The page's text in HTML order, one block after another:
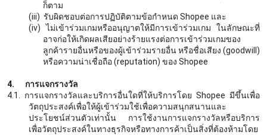
ก็ตาม
(iii) รับผิดชอบต่อการปฏิบัติตามข้อกำหนด Shopee และ
(iv)
ไม่เข้าร่วมเกมหรืออนุญาตให้มีการเข้าร่วมเกม ในลักษณะที่
อาจก่อให้เกิดผลเสียอย่างร้ายแรงต่อการเข้าร่วมเกมของ
ลูกค้ารายอื่นหรือของผู้เข้าร่วมรายอื่น หรือชื่อเสียง (goodwill)
หรือความน่าเชื่อถือ (reputation) ของ Shopee
4.
การแจกรางวัล
4.1. การแจกรางวัลและบริการอื่นใดที่ให้บริการโดย Shopee มีขึ้นเพื่อ
วัตถุประสงค์เพื่อให้ผู้เข้าร่วมใช้เพื่อความสนุกสนานและ
ประโยชน์ส่วนตัวเท่านั้น การใช้งานการแจกรางวัลหรือบริการ
เพื่อวัตถุประสงค์ในทางธุรกิจหรือทางการค้าเป็นสิ่งที่ต้องห้ามโดย